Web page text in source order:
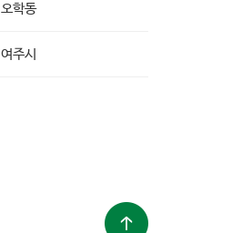
오학동
여주시